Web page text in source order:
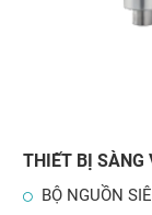
THIẾT BỊ SÀNG
BỘ NGUỒN